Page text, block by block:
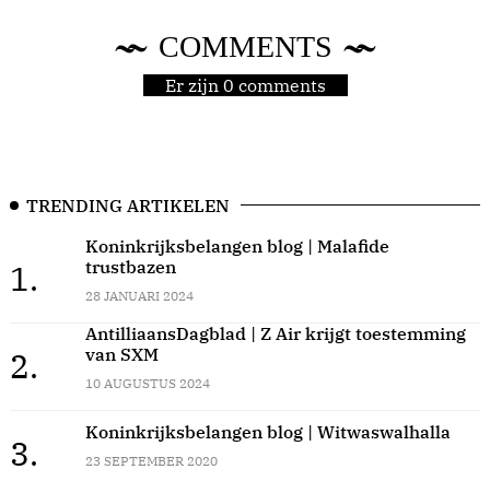
COMMENTS
Er zijn 0 comments
TRENDING ARTIKELEN
1.
Koninkrijksbelangen blog | Malafide
trustbazen
28 JANUARI 2024
2.
AntilliaansDagblad | Z Air krijgt toestemming
van SXM
10 AUGUSTUS 2024
3.
Koninkrijksbelangen blog | Witwaswalhalla
23 SEPTEMBER 2020